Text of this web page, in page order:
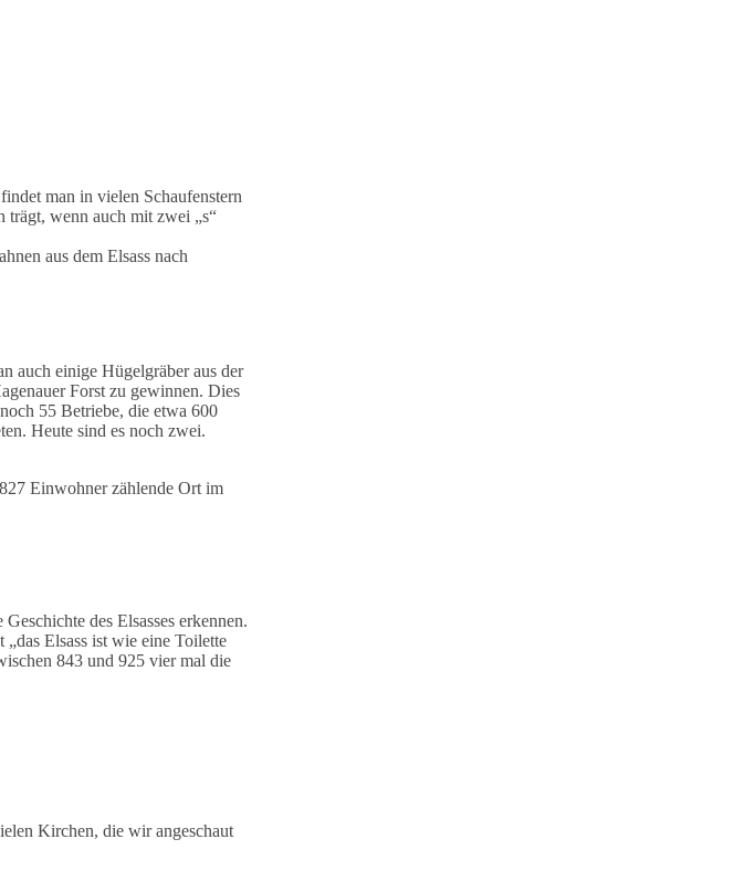
man in vielen Schaufenstern
trägt, wenn auch mit zwei „s“
aus dem Elsass nach
auch einige Hügelgräber aus der
Forst zu gewinnen. Dies
55 Betriebe, die etwa 600
Heute sind es noch zwei.
Einwohner zählende Ort im
des Elsasses erkennen.
„das Elsass ist wie eine Toilette
843 und 925 vier mal die
Kirchen, die wir angeschaut